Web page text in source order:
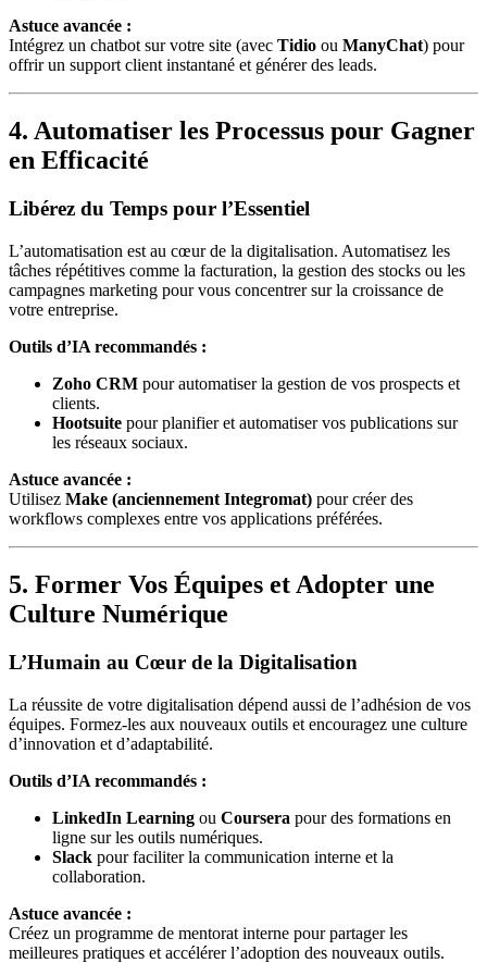
Astuce avancée :
Intégrez un chatbot sur votre site (avec Tidio ou ManyChat) pour
offrir un support client instantané et générer des leads.
4. Automatiser les Processus pour Gagner
en Efficacité
Libérez du Temps pour l’Essentiel
L’automatisation est au cœur de la digitalisation. Automatisez les
tâches répétitives comme la facturation, la gestion des stocks ou les
campagnes marketing pour vous concentrer sur la croissance de
votre entreprise.
Outils d’IA recommandés :
Zoho CRM pour automatiser la gestion de vos prospects et
clients.
Hootsuite pour planifier et automatiser vos publications sur
les réseaux sociaux.
Astuce avancée :
Utilisez Make (anciennement Integromat) pour créer des
workflows complexes entre vos applications préférées.
5. Former Vos Équipes et Adopter une
Culture Numérique
L’Humain au Cœur de la Digitalisation
La réussite de votre digitalisation dépend aussi de l’adhésion de vos
équipes. Formez-les aux nouveaux outils et encouragez une culture
d’innovation et d’adaptabilité.
Outils d’IA recommandés :
LinkedIn Learning ou Coursera pour des formations en
ligne sur les outils numériques.
Slack pour faciliter la communication interne et la
collaboration.
Astuce avancée :
Créez un programme de mentorat interne pour partager les
meilleures pratiques et accélérer l’adoption des nouveaux outils.